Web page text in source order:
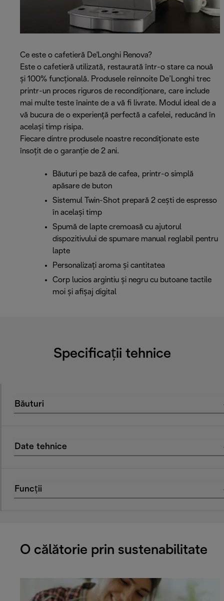
Ce este o cafetieră De'Longhi Renova?
Este o cafetieră utilizată, restaurată într-o stare ca nouă
și 100% funcțională. Produsele reînnoite De’Longhi trec
printr-un proces riguros de recondiționare, care include
mai multe teste înainte de a vă fi livrate. Modul ideal de a
vă bucura de o experiență perfectă a cafelei, reducând în
același timp risipa.
Fiecare dintre produsele noastre recondiționate este
însoțit de o garanție de 2 ani.
Băuturi pe bază de cafea, printr-o simplă
apăsare de buton
Sistemul Twin-Shot prepară 2 cești de espresso
în același timp
Spumă de lapte cremoasă cu ajutorul
dispozitivului de spumare manual reglabil pentru
lapte
Personalizați aroma și cantitatea
Corp lucios argintiu și negru cu butoane tactile
moi și afișaj digital
Specificații tehnice
Băuturi
Date tehnice
Funcții
O călătorie prin sustenabilitate